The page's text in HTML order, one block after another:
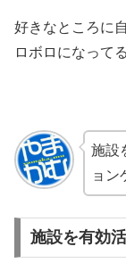
好きなところに
ロボロになって
施設
ョン
施設を有効